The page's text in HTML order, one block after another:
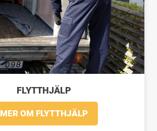
FLYTTHJÄLP
MER OM FLYTTHJÄLP